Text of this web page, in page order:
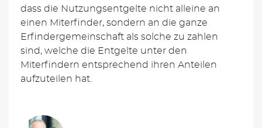
dass die Nutzungsentgelte nicht alleine an
einen Miterfinder, sondern an die ganze
Erfindergemeinschaft als solche zu zahlen
sind, welche die Entgelte unter den
Miterfindern entsprechend ihren Anteilen
aufzuteilen hat.